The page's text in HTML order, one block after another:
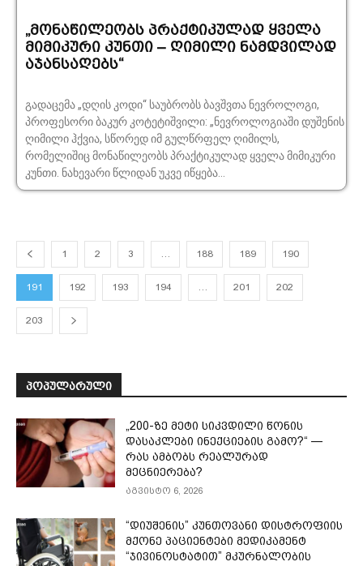
„მონაწილეობს პრაქტიკულად ყველა
მიმიკური კუნთი – ღიმილი ნამდვილად
აჯანსაღებს“
გადაცემა „დღის კოდი“ საუბრობს ბავშვთა ნევროლოგი,
პროფესორი ბაკურ კოტეტიშვილი: „ნევროლოგიაში დუშენის
ღიმილი ჰქვია, სწორედ იმ გულწრფელ ღიმილს,
რომელიშიც მონაწილეობს პრაქტიკულად ყველა მიმიკური
კუნთი. ნახევარი წლიდან უკვე იწყება...
1 2 3 188 189 190
191 192 193 194 201 202
203
ᲞᲝᲞᲣᲚᲐᲠᲣᲚᲘ
„200-ზე მეტი სიკვდილი წონის
დასაკლები ინექციების გამო?“ —
რას ამბობს რეალურად
მეცნიერება?
აგვისტო 6, 2026
“დიუშენის” კუნთოვანი დისტროფიის
მქონე პაციენტები მედიკამენტ
“ჯივინოსტატით” მკურნალობის